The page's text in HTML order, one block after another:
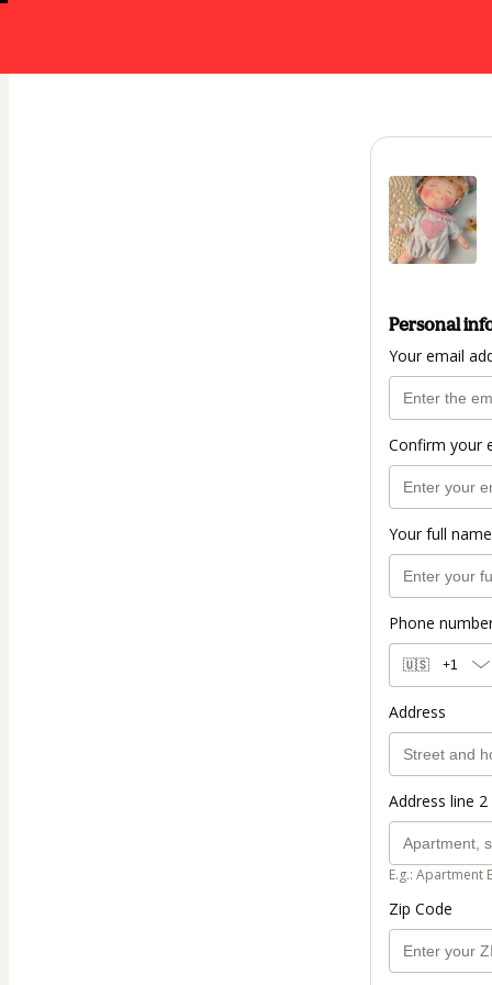
Personal
Your email
Confirm your
Your full name
Phone
🇺🇸 +1
Address
Address line
E.g.: Apartment
Zip Code